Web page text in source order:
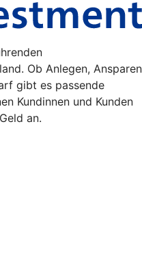
Ob Anlegen, Ansparen
gibt es passende
Kundinnen und Kunden
an.